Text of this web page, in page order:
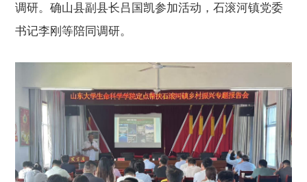
调研。确山县副县长吕国凯参加活动，石滚河镇党委
书记李刚等陪同调研。